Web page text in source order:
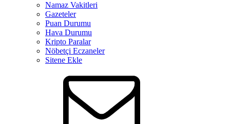
Namaz Vakitleri
Gazeteler
Puan Durumu
Hava Durumu
Kripto Paralar
Nöbetçi Eczaneler
Sitene Ekle